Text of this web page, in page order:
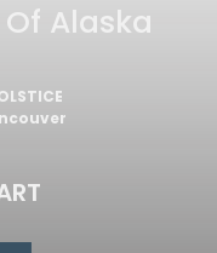
Alaska